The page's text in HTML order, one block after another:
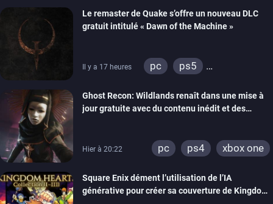
Le remaster de Quake s’offre un nouveau DLC
gratuit intitulé « Dawn of the Machine »
Il y a 17 heures pc
ps5
ps4
xbox one
nintendo 64
Ghost Recon: Wildlands renaît dans une mise à
jour gratuite avec du contenu inédit et des
Hier à 20:22 pc ps4 xbox one
Square Enix dément l’utilisation de l’IA
générative pour créer sa couverture de Kingdom